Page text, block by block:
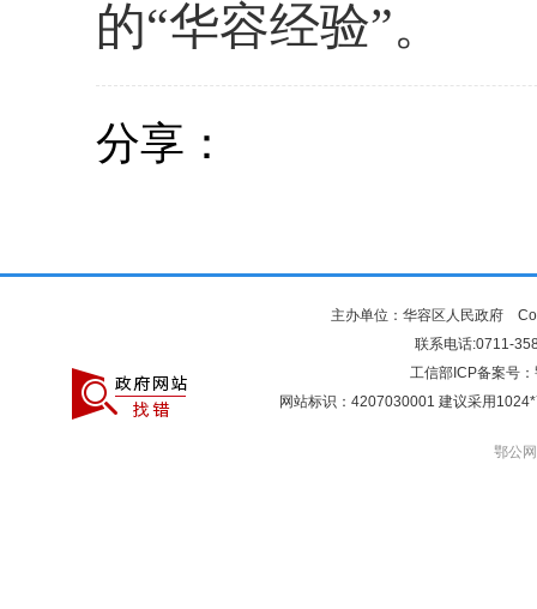
的“华容经验”。
分享：
主办单位：华容区人民政府
联系电话:0711-
工信部ICP备案号：
网站标识：4207030001 建议采用
鄂公